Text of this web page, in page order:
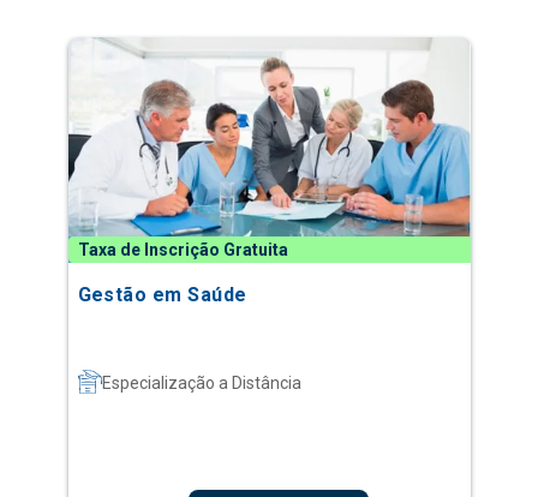
Taxa de Inscrição Gratuita
Gestão em Saúde
Especialização a Distância